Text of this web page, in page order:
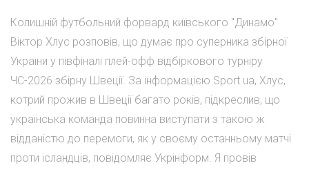
Колишній футбольний форвард київського "Динамо"
Віктор Хлус розповів, що думає про суперника збірної
України у півфіналі плей-офф відбіркового турніру
ЧС-2026 збірну Швеції. За інформацією Sport.ua, Хлус,
котрий прожив в Швеції багато років, підкреслив, що
українська команда повинна виступати з такою ж
відданістю до перемоги, як у своєму останньому матчі
проти ісландців, повідомляє Укрінформ. Я провів